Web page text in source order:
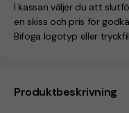
Produktbeskrivning
I kassan väljer du att
en skiss och pris för
Bifoga logotyp eller